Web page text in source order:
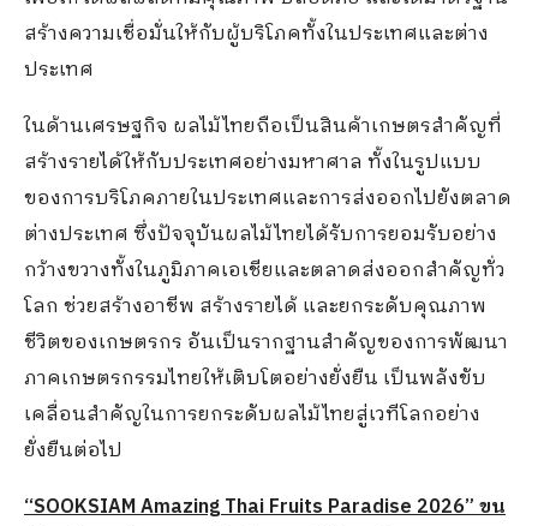
สร้างความเชื่อมั่นให้กับผู้บริโภคทั้งในประเทศและต่าง
ประเทศ
ในด้านเศรษฐกิจ ผลไม้ไทยถือเป็นสินค้าเกษตรสำคัญที่
สร้างรายได้ให้กับประเทศอย่างมหาศาล ทั้งในรูปแบบ
ของการบริโภคภายในประเทศและการส่งออกไปยังตลาด
ต่างประเทศ ซึ่งปัจจุบันผลไม้ไทยได้รับการยอมรับอย่าง
กว้างขวางทั้งในภูมิภาคเอเชียและตลาดส่งออกสำคัญทั่ว
โลก ช่วยสร้างอาชีพ สร้างรายได้ และยกระดับคุณภาพ
ชีวิตของเกษตรกร อันเป็นรากฐานสำคัญของการพัฒนา
ภาคเกษตรกรรมไทยให้เติบโตอย่างยั่งยืน เป็นพลังขับ
เคลื่อนสำคัญในการยกระดับผลไม้ไทยสู่เวทีโลกอย่าง
ยั่งยืนต่อไป
“SOOKSIAM Amazing Thai Fruits Paradise 2026” ขน